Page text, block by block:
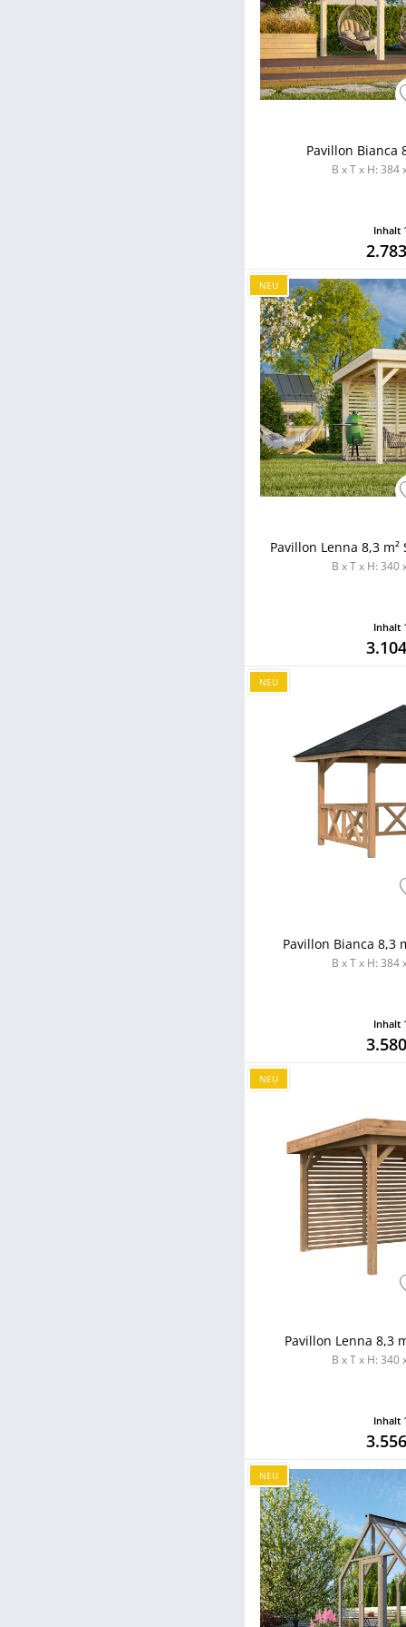
Pavillon Bianca
B x T x H: 384
Inhalt
NEU
Pavillon Lenna 8,3
B x T x H: 340
Inhalt
NEU
Pavillon Bianca 8,3
B x T x H: 384
Inhalt
NEU
Pavillon Lenna 8,3
B x T x H: 340
Inhalt
NEU